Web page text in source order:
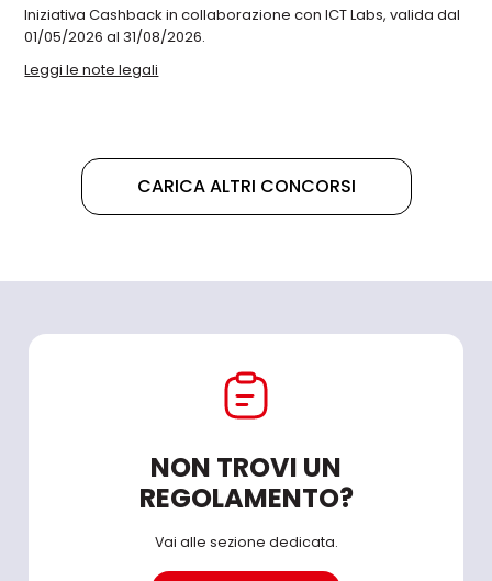
Iniziativa Cashback in collaborazione con ICT Labs, valida dal
01/05/2026 al 31/08/2026.
Leggi le note legali
CARICA ALTRI CONCORSI
NON TROVI UN
REGOLAMENTO?
Vai alle sezione dedicata.